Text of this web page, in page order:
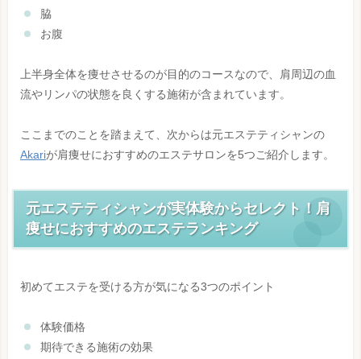
脇
お腹
上半身全体を痩せさせるのが目的のコースなので、肩周辺の血
流やリンパの状態を良くする施術が含まれています。
ここまでのことを踏まえて、次からは元エステティシャンの
Akariが肩痩せにおすすめのエステサロンを5つご紹介します。
元エステティシャンが実体験からセレクト！肩
痩せにおすすめのエステランキング
初めてエステを受ける方が気になる3つのポイント
体験価格
期待できる施術の効果